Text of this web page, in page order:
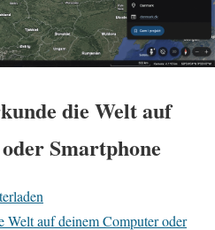
die Welt auf
Smartphone
Welt auf deinem Computer oder